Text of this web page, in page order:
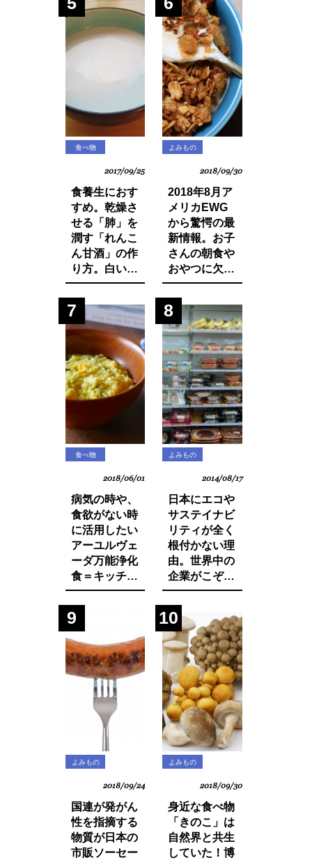
食べ物
2017/09/25
食養生におす
すめ。乾燥さ
せる「肺」を
潤す「れんこ
ん甘酒」の作
り方。白い食
材でカラダを
養おう。
よみもの
2018/09/30
2018年8月ア
メリカEWG
から驚愕の最
新情報。お子
さんの朝食や
おやつに欠か
せないシリア
ルから大量の
発がん性物質
グリホサート
が検出！
7
食べ物
2018/06/01
病気の時や、
食欲がない時
に活用したい
アーユルヴェ
ーダ万能浄化
食＝キッチャ
リーの作り方
8
よみもの
2014/08/17
日本にエコや
サステイナビ
リティが全く
根付かない理
由。世界中の
企業がこぞっ
て取り組む
SDGsへの遅
れ。それは日
本人・日本企
業と政府の意
識の低さにあ
った！
9
よみもの
2018/09/24
国連が発がん
性を指摘する
物質が日本の
市販ソーセー
10
よみもの
2018/09/30
身近な食べ物
「きのこ」は
自然界と共生
していた！博